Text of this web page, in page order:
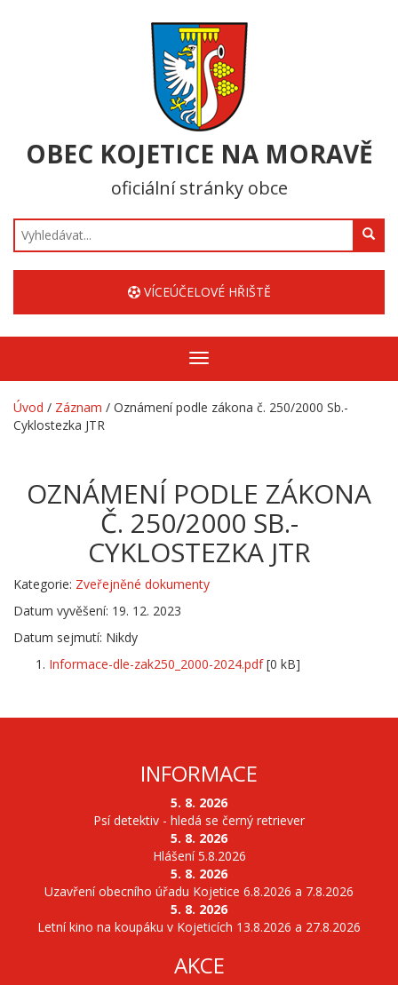
OBEC KOJETICE NA MORAVĚ
oficiální stránky obce
Hledat
VÍCEÚČELOVÉ HŘIŠTĚ
Zobrazit/skrýt
navigaci
Úvod / Záznam / Oznámení podle zákona č. 250/2000 Sb.-
Cyklostezka JTR
OZNÁMENÍ PODLE ZÁKONA
Č. 250/2000 SB.-
CYKLOSTEZKA JTR
Kategorie: Zveřejněné dokumenty
Datum vyvěšení: 19. 12. 2023
Datum sejmutí: Nikdy
Informace-dle-zak250_2000-2024.pdf[0 kB]
INFORMACE
5. 8. 2026
Psí detektiv - hledá se černý retriever
5. 8. 2026
Hlášení 5.8.2026
5. 8. 2026
Uzavření obecního úřadu Kojetice 6.8.2026 a 7.8.2026
5. 8. 2026
Letní kino na koupáku v Kojeticích 13.8.2026 a 27.8.2026
AKCE